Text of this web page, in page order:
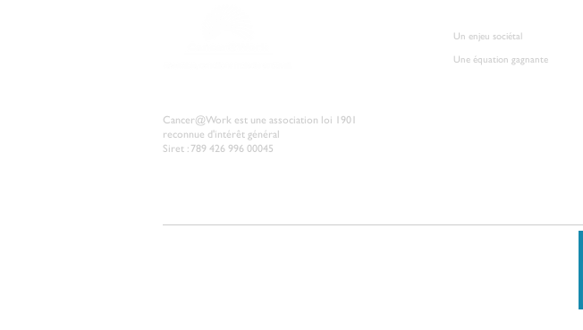
Cancer@Work est une association loi 1901
reconnue d'intérêt général
Siret : 789 426 996 00045
Un enjeu sociétal
Une équation gagnante